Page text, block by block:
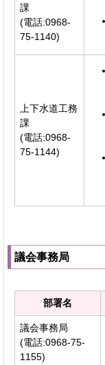
課
(電話:0968-
75-1140)
上下水道工務
課
(電話:0968-
75-1144)
議会事務局
部署名
議会事務局
(電話:0968-75-
1155)